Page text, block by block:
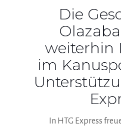
Die
weiterhin
im
In HTG Express